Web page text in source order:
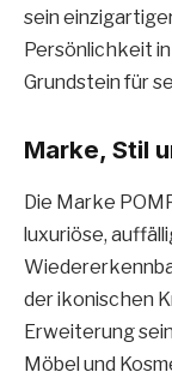
sein
Persönlichkeit
Grundstein für
Marke, Stil
Die Marke
luxuriöse,
der ikonischen
Erweiterung
Möbel und